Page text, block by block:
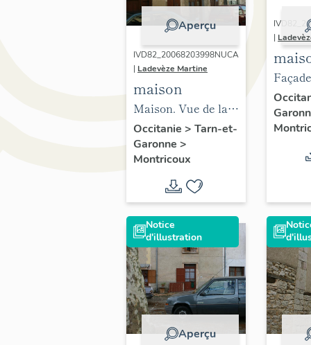
Aperçu
IVD82_20068203998NUCA
| Ladevèze Martine
maison
Maison. Vue de la
façade.
Occitanie > Tarn-et-
Garonne >
Montricoux
|
le sud
Notice
d'illustration
Aperçu